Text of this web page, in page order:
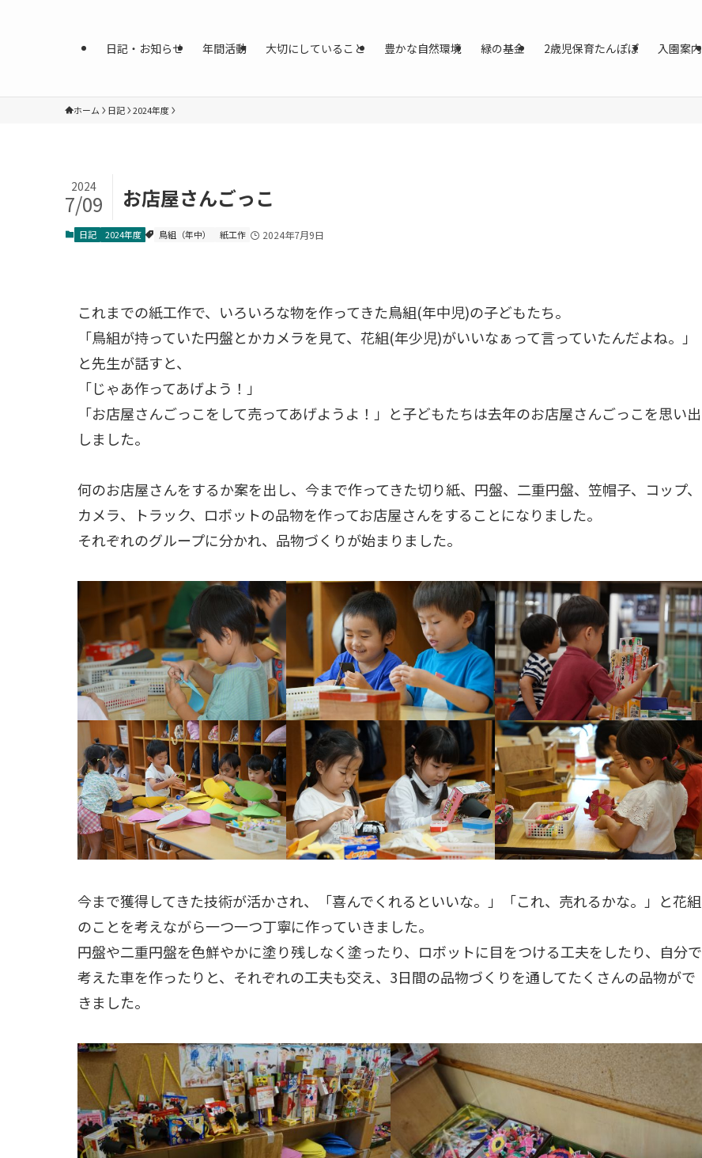
日記・お知らせ 年間活動 大切にしていること 豊かな自然環境 緑の基金 2歳児保育たんぽぽ 入園案内
ホーム 日記 2024年度
お店屋さんごっこ
2024
7/09
日記 2024年度 鳥組（年中） 紙工作 2024年7月9日
これまでの紙工作で、いろいろな物を作ってきた鳥組(年中児)の子どもたち。
「鳥組が持っていた円盤とかカメラを見て、花組(年少児)がいいなぁって言っていたんだよね。」
と先生が話すと、
「じゃあ作ってあげよう！」
「お店屋さんごっこをして売ってあげようよ！」と子どもたちは去年のお店屋さんごっこを思い出
しました。
何のお店屋さんをするか案を出し、今まで作ってきた切り紙、円盤、二重円盤、笠帽子、コップ、
カメラ、トラック、ロボットの品物を作ってお店屋さんをすることになりました。
それぞれのグループに分かれ、品物づくりが始まりました。
今まで獲得してきた技術が活かされ、「喜んでくれるといいな。」「これ、売れるかな。」と花組
のことを考えながら一つ一つ丁寧に作っていきました。
円盤や二重円盤を色鮮やかに塗り残しなく塗ったり、ロボットに目をつける工夫をしたり、自分で
考えた車を作ったりと、それぞれの工夫も交え、3日間の品物づくりを通してたくさんの品物がで
きました。